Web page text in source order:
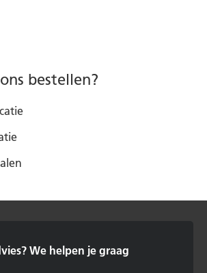
bestellen?
We helpen je graag